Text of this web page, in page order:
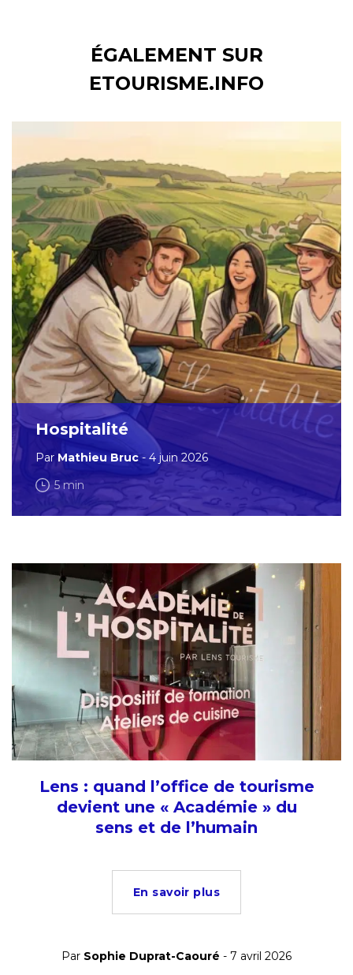
ÉGALEMENT SUR
ETOURISME.INFO
Hospitalité
Par Mathieu Bruc- 4 juin 2026
5 min
Lens : quand l’office de tourisme
devient une « Académie » du
sens et de l’humain
En savoir plus
Par Sophie Duprat-Caouré - 7 avril 2026